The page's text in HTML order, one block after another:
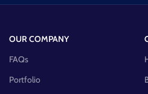
OUR COMPANY
FAQs
Portfolio